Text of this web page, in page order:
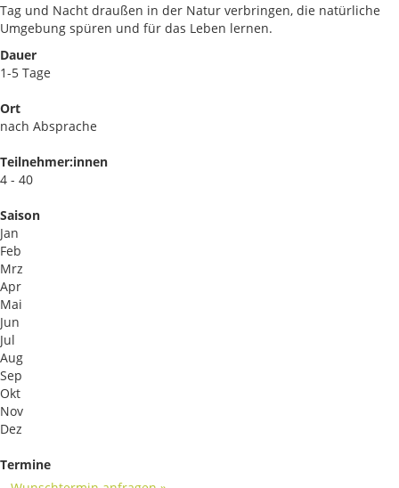
Tag und Nacht draußen in der Natur verbringen, die natürliche
Umgebung spüren und für das Leben lernen.
Dauer
1-5 Tage
Ort
nach Absprache
Teilnehmer:innen
4 - 40
Saison
Jan
Feb
Mrz
Apr
Mai
Jun
Jul
Aug
Sep
Okt
Nov
Dez
Termine